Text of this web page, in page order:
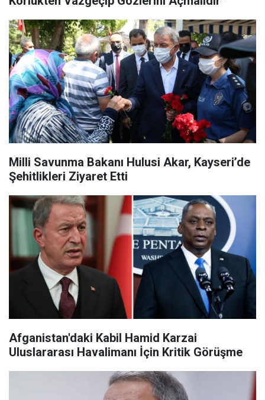
Milli Savunma Bakanı Hulusi Akar, Kayseri’de
Şehitlikleri Ziyaret Etti
Afganistan'daki Kabil Hamid Karzai
Uluslararası Havalimanı İçin Kritik Görüşme